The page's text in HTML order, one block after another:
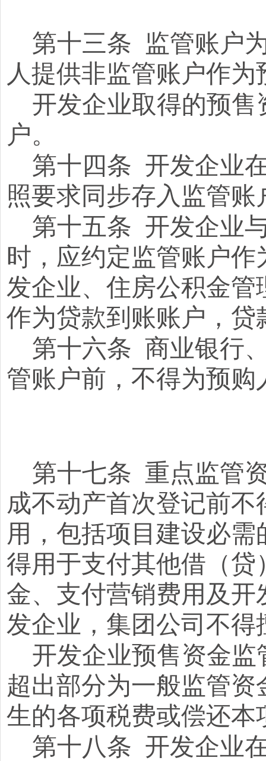
第十三条 监管账户
人提供非监管账户作为
开发企业取得的预
户。
第十四条 开发企业
照要求同步存入监管账
第十五条 开发企业
时，应约定监管账户
发企业、住房公积金
作为贷款到账账户，
第十六条 商业银行
管账户前，不得为预
第十七条 重点监管
成不动产首次登记前不
用， 包括项目建设必需
得用于支付其他借（
金、支付营销费用及
发企业，集团公司不
开发企业预售资金
超出部分为一般监管
生的各项税费或偿还本
第十八条 开发企业